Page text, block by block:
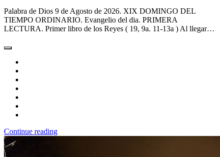
Palabra de Dios 9 de Agosto de 2026. XIX DOMINGO DEL
TIEMPO ORDINARIO. Evangelio del dia. PRIMERA
LECTURA. Primer libro de los Reyes ( 19, 9a. 11-13a ) Al llegar…
Continue reading